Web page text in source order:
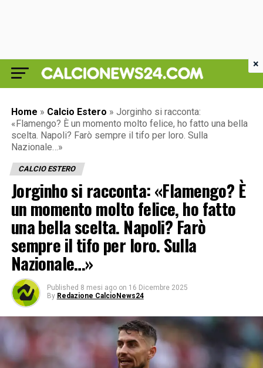
Home » Calcio Estero » Jorginho si racconta:
«Flamengo? È un momento molto felice, ho fatto una bella
scelta. Napoli? Farò sempre il tifo per loro. Sulla
Nazionale…»
CALCIO ESTERO
Jorginho si racconta: «Flamengo? È
un momento molto felice, ho fatto
una bella scelta. Napoli? Farò
sempre il tifo per loro. Sulla
Nazionale…»
Published 8 mesi ago on 16 Dicembre 2025
By Redazione CalcioNews24
×